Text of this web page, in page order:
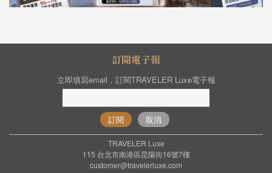
訂閱電子報
立即填寫email，訂閱TRAVELER Luxe電子報
訂閱 取消
TRAVELER Luxe
115 台北市南港區昆陽街16號7樓
customer@travelerluxe.com